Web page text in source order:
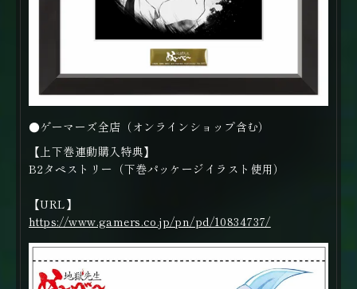
●ゲーマーズ全店（オンラインショップ含む）
【上下巻連動購入特典】
B2タペストリー（下巻パッケージイラスト使用）
【URL】
https://www.gamers.co.jp/pn/pd/10834737/